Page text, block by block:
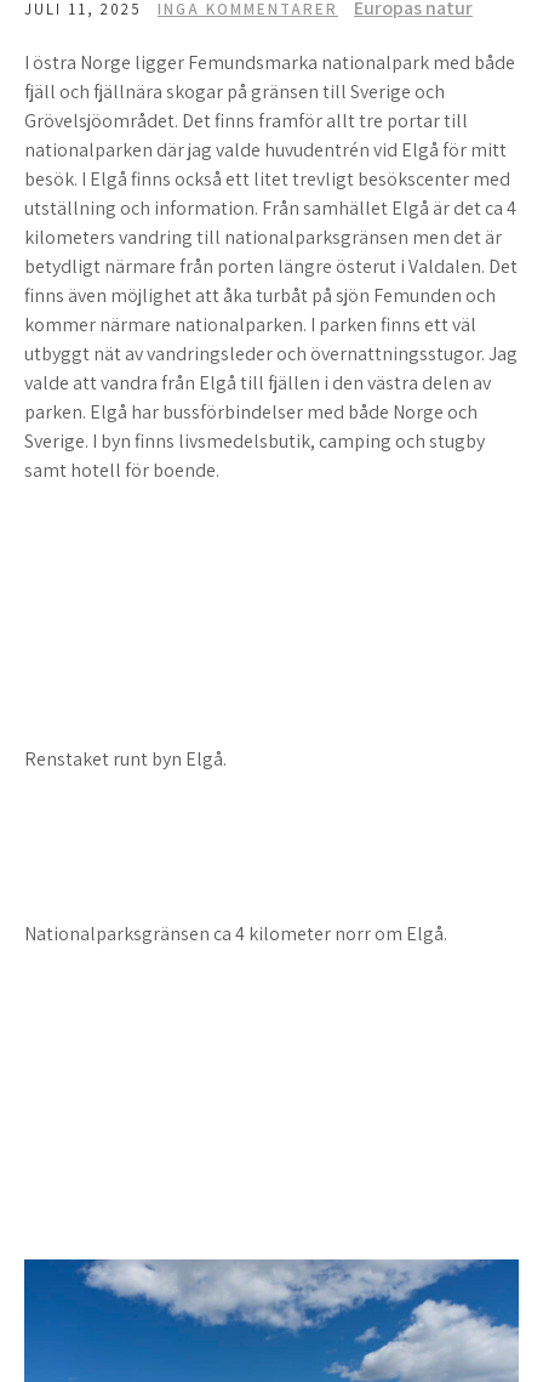
JULI 11, 2025 INGA KOMMENTARER Europas natur
I östra Norge ligger Femundsmarka nationalpark med både
fjäll och fjällnära skogar på gränsen till Sverige och
Grövelsjöområdet. Det finns framför allt tre portar till
nationalparken där jag valde huvudentrén vid Elgå för mitt
besök. I Elgå finns också ett litet trevligt besökscenter med
utställning och information. Från samhället Elgå är det ca 4
kilometers vandring till nationalparksgränsen men det är
betydligt närmare från porten längre österut i Valdalen. Det
finns även möjlighet att åka turbåt på sjön Femunden och
kommer närmare nationalparken. I parken finns ett väl
utbyggt nät av vandringsleder och övernattningsstugor. Jag
valde att vandra från Elgå till fjällen i den västra delen av
parken. Elgå har bussförbindelser med både Norge och
Sverige. I byn finns livsmedelsbutik, camping och stugby
samt hotell för boende.
Renstaket runt byn Elgå.
Nationalparksgränsen ca 4 kilometer norr om Elgå.